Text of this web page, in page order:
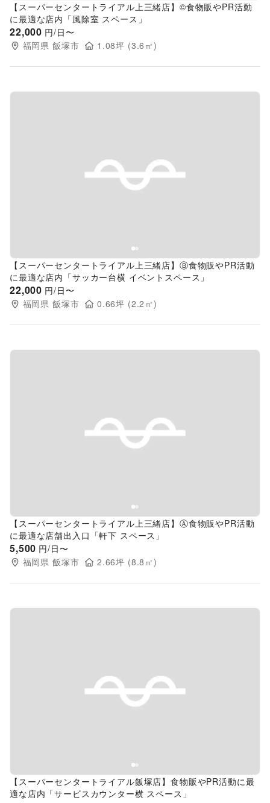
【スーパーセンタートライアル上三緒店】©食物販やPR活動
に最適な店内「風除室 スペース」
22,000 円/日〜
福岡県 飯塚市 1.08坪 (3.6 ㎡)
Previous slide
【スーパーセンタートライアル上三緒店】Ⓑ食物販やPR活動
に最適な店内「サッカー台横 イベントスペース」
22,000 円/日〜
福岡県 飯塚市 0.66坪 (2.2 ㎡)
Previous slide
【スーパーセンタートライアル上三緒店】Ⓐ食物販やPR活動
に最適な店舗出入口「軒下 スペース」
5,500 円/日〜
福岡県 飯塚市 2.66坪 (8.8 ㎡)
Previous slide
【スーパーセンタートライアル飯塚店】食物販やPR活動に最
適な店内「サービスカウンター横 スペース」